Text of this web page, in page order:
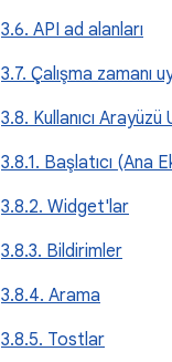
3.6. API ad alanları
3.7. Çalışma zamanı
3.8. Kullanıcı Arayüzü
3.8.1. Başlatıcı (Ana
3.8.2. Widget'lar
3.8.3. Bildirimler
3.8.4. Arama
3.8.5. Tostlar